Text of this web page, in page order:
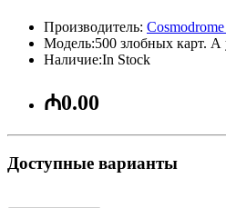
Производитель:
Модель:500 злобных карт.
Наличие:In Stock
₼0.00
Доступные варианты